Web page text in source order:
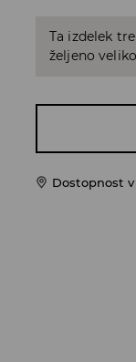
Ta izdelek
željeno
Dostopnost